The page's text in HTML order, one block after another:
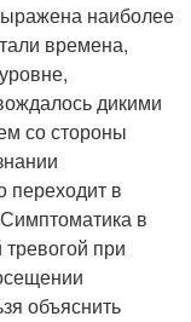
наиболее
времена,
дикими
со стороны
переходит в
в
при
объяснить